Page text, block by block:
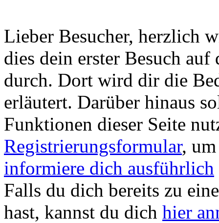
Lieber Besucher, herzlich
dies dein erster Besuch
durch. Dort wird dir die
erläutert. Darüber hinaus
Funktionen dieser Seite
Registrierungsformular,
informiere dich ausführlich
Falls du dich bereits zu
hast, kannst du dich hier